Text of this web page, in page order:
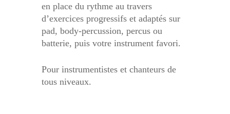
en place du rythme au travers
d’exercices progressifs et adaptés sur
pad, body-percussion, percus ou
batterie, puis votre instrument favori.
Pour instrumentistes et chanteurs de
tous niveaux.